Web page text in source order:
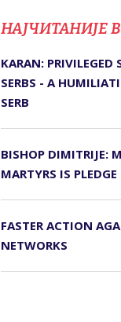
НАЈЧИТАНИЈЕ
KARAN: PRIVILEGED
SERBS - A
SERB
BISHOP DIMITRIJE:
MARTYRS IS
FASTER ACTION
NETWORKS